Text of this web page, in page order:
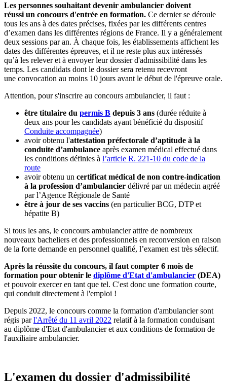
Les personnes souhaitant devenir ambulancier doivent
réussi un concours d'entrée en formation. Ce dernier se déroule
tous les ans à des dates précises, fixées par les différents centres
d’examen dans les différentes régions de France. Il y a généralement
deux sessions par an. À chaque fois, les établissements affichent les
dates des différentes épreuves, et il ne reste plus aux intéressés
qu’à les relever et à envoyer leur dossier d'admissibilité dans les
temps. Les candidats dont le dossier sera retenu recevront
une convocation au moins 10 jours avant le début de l'épreuve orale.
Attention, pour s'inscrire au concours ambulancier, il faut :
être titulaire du permis B depuis 3 ans (durée réduite à
deux ans pour les candidats ayant bénéficié du dispositif
Conduite accompagnée)
avoir obtenu l'attestation préfectorale d’aptitude à la
conduite d’ambulance après examen médical effectué dans
les conditions définies à l’article R. 221-10 du code de la
route
avoir obtenu un certificat médical de non contre-indication
à la profession d’ambulancier délivré par un médecin agréé
par l’Agence Régionale de Santé
être à jour de ses vaccins (en particulier BCG, DTP et
hépatite B)
Si tous les ans, le concours ambulancier attire de nombreux
nouveaux bacheliers et des professionnels en reconversion en raison
de la forte demande en personnel qualifié, l’examen est très sélectif.
Après la réussite du concours, il faut compter 6 mois de
formation pour obtenir le diplôme d'Etat d'ambulancier (DEA)
et pouvoir exercer en tant que tel. C'est donc une formation courte,
qui conduit directement à l'emploi !
Depuis 2022, le concours comme la formation d'ambulancier sont
régis parl'Arrêté du 11 avril 2022 relatif à la formation conduisant
au diplôme d'Etat d'ambulancier et aux conditions de formation de
l'auxiliaire ambulancier.
L'examen du dossier d'admissibilité